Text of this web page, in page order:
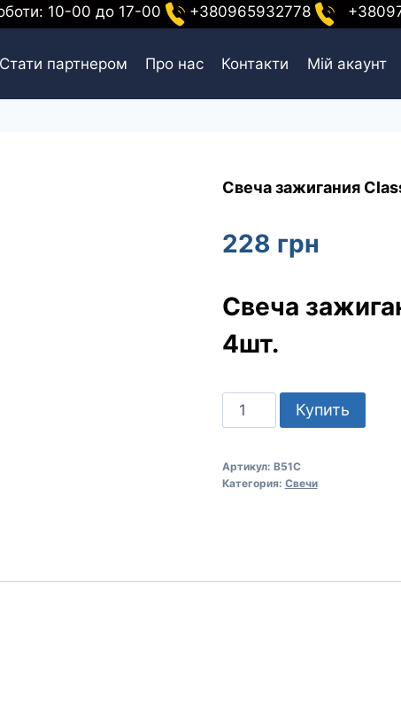
10-00 до 17-00 +380965932778
Стати партнером Про нас Контакти Мій акаунт
Свеча зажигания
228 грн
Свеча
4шт.
Количество
товара
зажигания
Купить
Артикул: B51C
Категория: Свечи